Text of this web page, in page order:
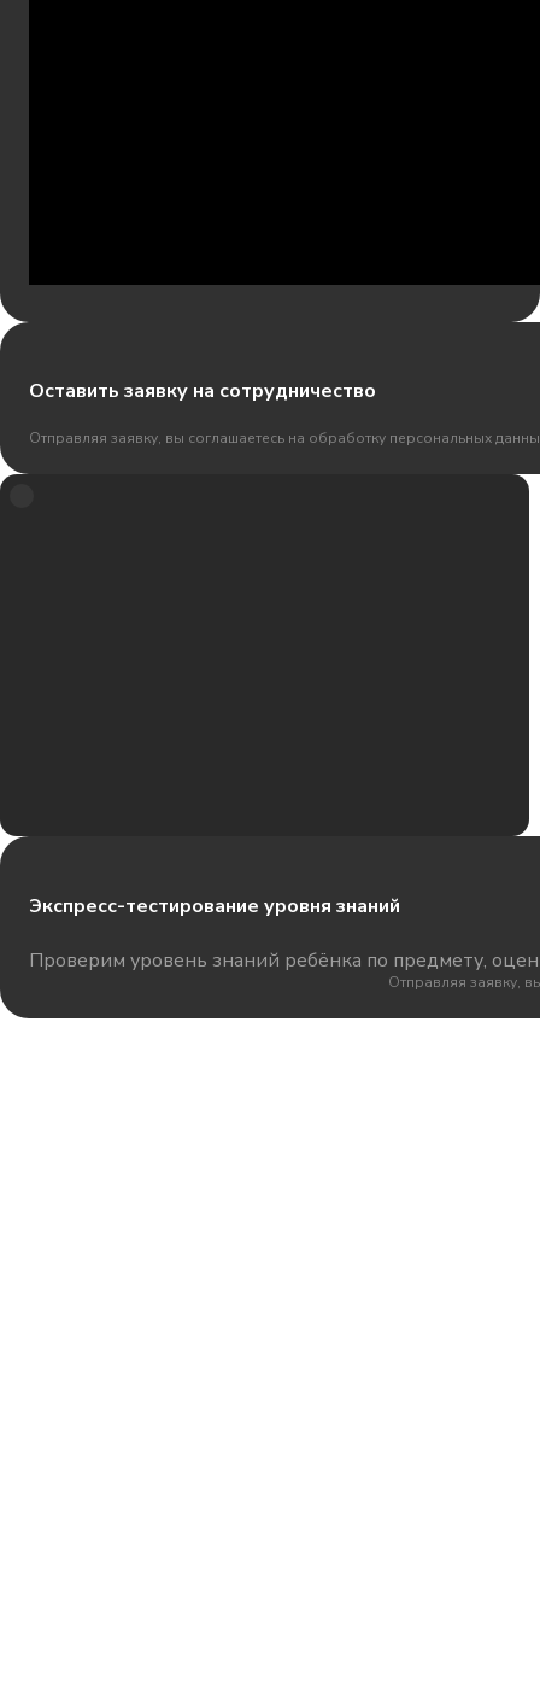
Оставить заявку на сотрудничество
Отправляя заявку, вы соглашаетесь на обработку персональных
Экспресс-тестирование уровня знаний
Проверим уровень знаний ребёнка по предмету,
Отправляя заявку,